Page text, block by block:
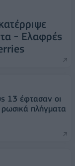
- Ελαφρές
13 έφτασαν οι
πλήγματα